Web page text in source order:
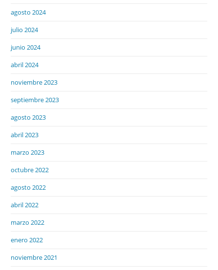
agosto 2024
julio 2024
junio 2024
abril 2024
noviembre 2023
septiembre 2023
agosto 2023
abril 2023
marzo 2023
octubre 2022
agosto 2022
abril 2022
marzo 2022
enero 2022
noviembre 2021